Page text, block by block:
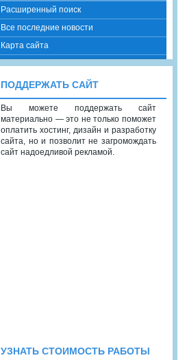
Расширенный поиск
Все последние новости
Карта сайта
ПОДДЕРЖАТЬ САЙТ
Вы можете поддержать сайт
материально — это не только поможет
оплатить хостинг, дизайн и разработку
сайта, но и позволит не загромождать
сайт надоедливой рекламой.
УЗНАТЬ СТОИМОСТЬ РАБОТЫ